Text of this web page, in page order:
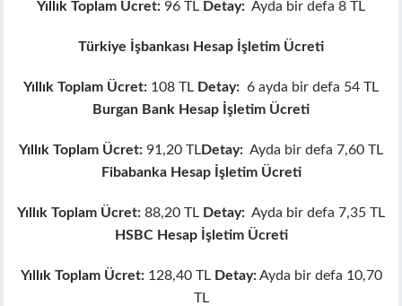
panel
panel
Yıllık Toplam Ücret: 96 TL Detay: Ayda bir defa 8 TL
Türkiye İşbankası Hesap İşletim Ücreti
Yıllık Toplam Ücret: 108 TL Detay: 6 ayda bir defa 54 TL
Burgan Bank Hesap İşletim Ücreti
Yıllık Toplam Ücret: 91,20 TLDetay: Ayda bir defa 7,60 TL
Fibabanka Hesap İşletim Ücreti
Yıllık Toplam Ücret: 88,20 TL Detay: Ayda bir defa 7,35 TL
HSBC Hesap İşletim Ücreti
Yıllık Toplam Ücret:128,40 TL Detay:Ayda bir defa 10,70
TL